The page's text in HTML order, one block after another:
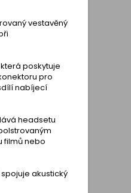
vestavěný
poskytuje
pro
nabíjecí
headsetu
filmů nebo
akustický